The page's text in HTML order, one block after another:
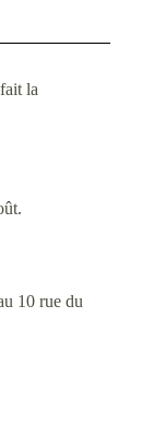
la
10 rue du